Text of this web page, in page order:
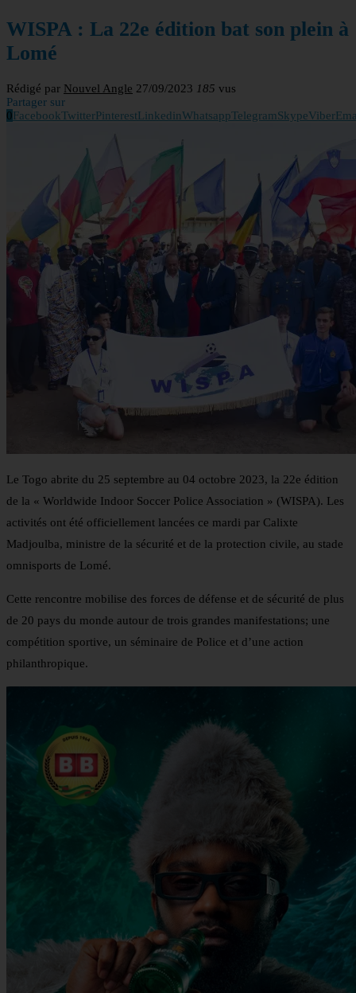
WISPA : La 22e édition bat son plein à
Lomé
Rédigé par Nouvel Angle 27/09/2023 185 vus
Partager sur
0FacebookTwitterPinterestLinkedinWhatsappTelegramSkypeViber
Le Togo abrite du 25 septembre au 04 octobre 2023, la 22e édition
de la « Worldwide Indoor Soccer Police Association » (WISPA). Les
activités ont été officiellement lancées ce mardi par Calixte
Madjoulba, ministre de la sécurité et de la protection civile, au stade
omnisports de Lomé.
Cette rencontre mobilise des forces de défense et de sécurité de plus
de 20 pays du monde autour de trois grandes manifestations; une
compétition sportive, un séminaire de Police et d’une action
philanthropique.